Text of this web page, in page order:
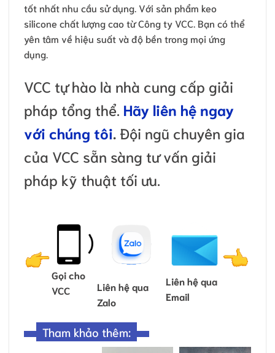
tốt nhất nhu cầu sử dụng. Với sản phẩm keo
silicone chất lượng cao từ Công ty VCC. Bạn có thể
yên tâm về hiệu suất và độ bền trong mọi ứng
dụng.
VCC tự hào là nhà cung cấp giải
pháp tổng thể. Hãy liên hệ ngay
với chúng tôi. Đội ngũ chuyên gia
của VCC sẵn sàng tư vấn giải
pháp kỹ thuật tối ưu.
Gọi cho
VCC
Liên hệ qua
Zalo
Liên hệ qua
Email
Tham khảo thêm: